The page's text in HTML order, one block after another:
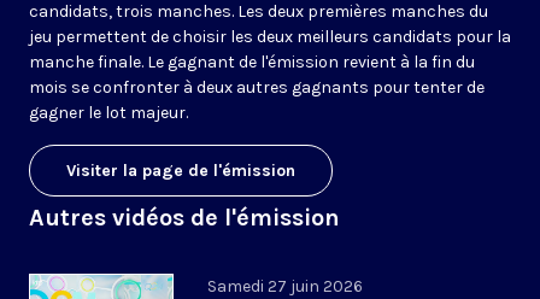
candidats, trois manches. Les deux premières manches du
jeu permettent de choisir les deux meilleurs candidats pour la
manche finale. Le gagnant de l'émission revient à la fin du
mois se confronter à deux autres gagnants pour tenter de
gagner le lot majeur.
Visiter la page de l'émission
Autres vidéos de l'émission
Samedi 27 juin 2026